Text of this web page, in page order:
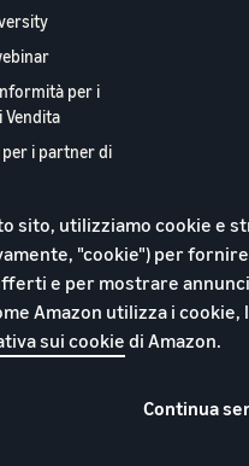
per i
Vendita
i partner di
Europei
Cookie
sito, utilizziamo cookie e
"cookie") per
e per mostrare
Amazon utilizza i cookie,
sui cookie di Amazon.
Continua